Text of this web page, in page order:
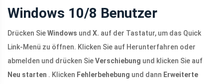
Windows 10/8 Benutzer
Drücken SieWindows und X. auf der Tastatur, um das Quick
Link-Menü zu öffnen. Klicken Sie auf Herunterfahren oder
abmelden und drücken SieVerschiebung und klicken Sie auf
Neu starten . Klicken Fehlerbehebung und dann Erweiterte